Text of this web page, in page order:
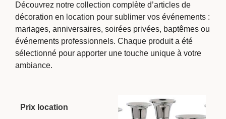
Découvrez notre collection complète d’articles de
décoration en location pour sublimer vos événements :
mariages, anniversaires, soirées privées, baptêmes ou
événements professionnels. Chaque produit a été
sélectionné pour apporter une touche unique à votre
ambiance.
Prix location